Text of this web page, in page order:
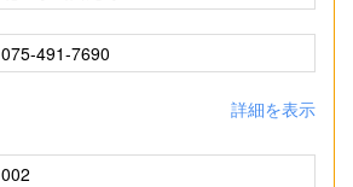
075-491-7690
詳細を表示
002